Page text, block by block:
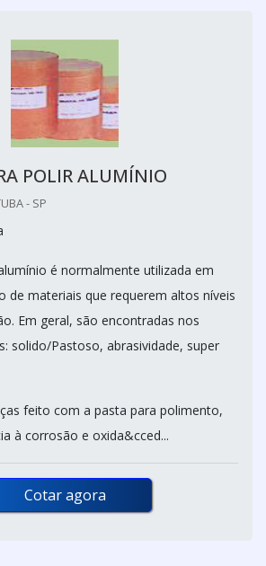
POLIR ALUMÍNIO
- SP
é normalmente utilizada em
de materiais que requerem altos níveis
Em geral, são encontradas nos
solido/Pastoso, abrasividade, super
feito com a pasta para polimento,
à corrosão e oxida&cced...
Cotar agora